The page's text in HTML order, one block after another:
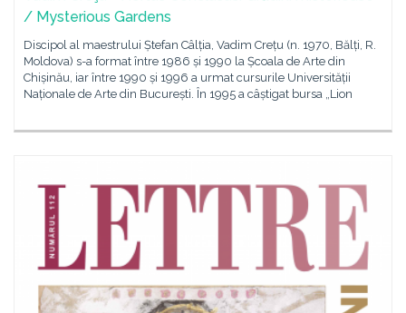
/ Mysterious Gardens
Discipol al maestrului Ștefan Câlția, Vadim Crețu (n. 1970, Bălți, R.
Moldova) s-a format între 1986 și 1990 la Școala de Arte din
Chișinău, iar între 1990 și 1996 a urmat cursurile Universității
Naționale de Arte din București. În 1995 a câștigat bursa „Lion